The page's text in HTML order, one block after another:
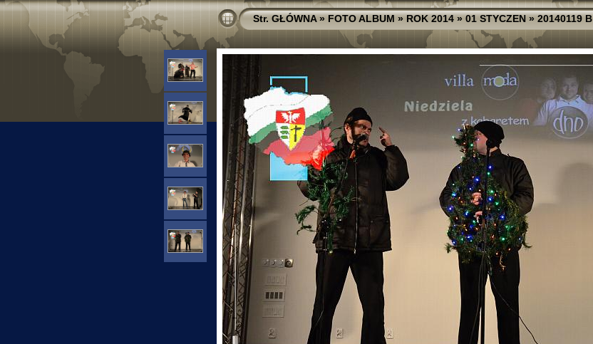
Str. GŁÓWNA»FOTO ALBUM»ROK 2014»01 STYCZEN»20140119 B